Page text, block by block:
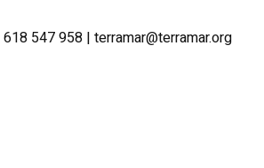
618 547 958 | terramar@terramar.org